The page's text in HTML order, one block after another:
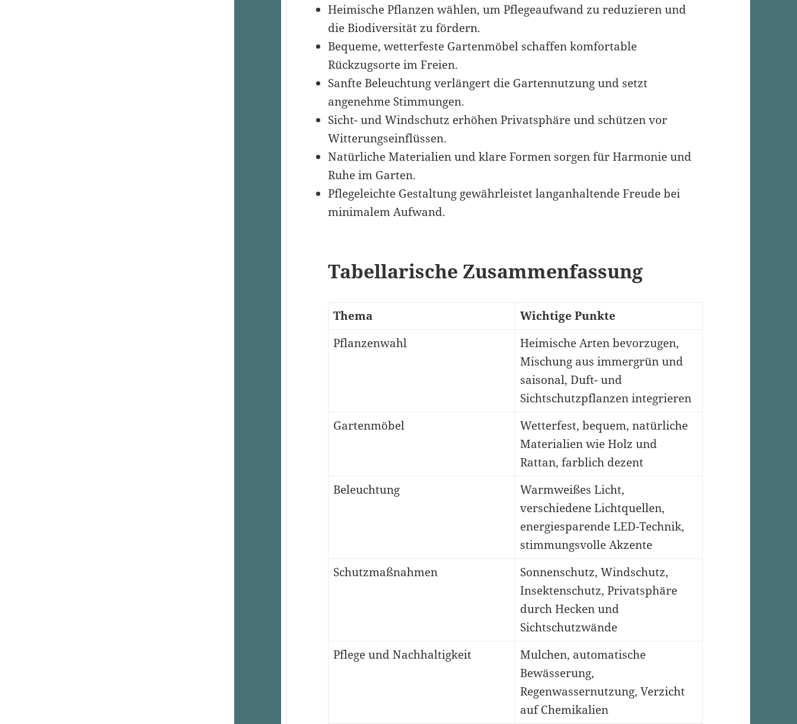
Heimische Pflanzen wählen, um Pflegeaufwand zu reduzieren und
die Biodiversität zu fördern.
Bequeme, wetterfeste Gartenmöbel schaffen komfortable
Rückzugsorte im Freien.
Sanfte Beleuchtung verlängert die Gartennutzung und setzt
angenehme Stimmungen.
Sicht- und Windschutz erhöhen Privatsphäre und schützen vor
Witterungseinflüssen.
Natürliche Materialien und klare Formen sorgen für Harmonie und
Ruhe im Garten.
Pflegeleichte Gestaltung gewährleistet langanhaltende Freude bei
minimalem Aufwand.
Tabellarische Zusammenfassung
Thema
Wichtige Punkte
Pflanzenwahl
Heimische Arten bevorzugen,
Mischung aus immergrün und
saisonal, Duft- und
Sichtschutzpflanzen integrieren
Gartenmöbel
Wetterfest, bequem, natürliche
Materialien wie Holz und
Rattan, farblich dezent
Beleuchtung
Warmweißes Licht,
verschiedene Lichtquellen,
energiesparende LED-Technik,
stimmungsvolle Akzente
Schutzmaßnahmen
Sonnenschutz, Windschutz,
Insektenschutz, Privatsphäre
durch Hecken und
Sichtschutzwände
Pflege und Nachhaltigkeit
Mulchen, automatische
Bewässerung,
Regenwassernutzung, Verzicht
auf Chemikalien